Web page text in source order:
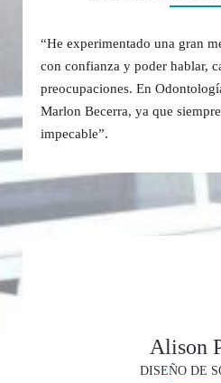
“He experimentado una gran
con confianza y poder hablar,
preocupaciones. En
Marlon Becerra, ya que
impecable”.
Alison
DISEÑO DE